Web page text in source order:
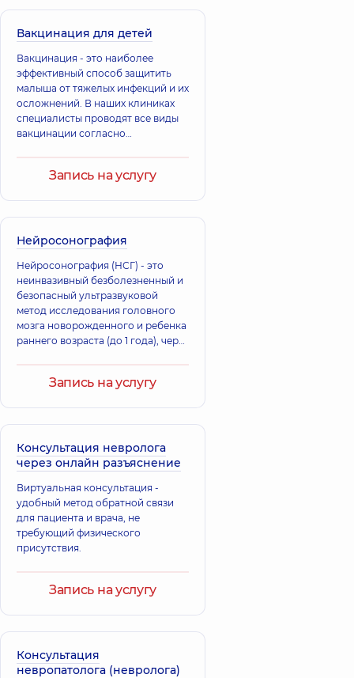
Вакцинация для детей
Вакцинация - это наиболее
эффективный способ защитить
малыша от тяжелых инфекций и их
осложнений. В наших клиниках
специалисты проводят все виды
вакцинации согласно
предотвратить заболевания.
Запись на услугу
Нейросонография
Нейросонография (НСГ) - это
неинвазивный безболезненный и
безопасный ультразвуковой
метод исследования головного
мозга новорожденного и ребенка
раннего возраста (до 1 года), через
(большой) родни
Запись на услугу
Консультация невролога
через онлайн разъяснение
Виртуальная консультация -
удобный метод обратной связи
для пациента и врача, не
требующий физического
присутствия.
Запись на услугу
Консультация
невропатолога (невролога)